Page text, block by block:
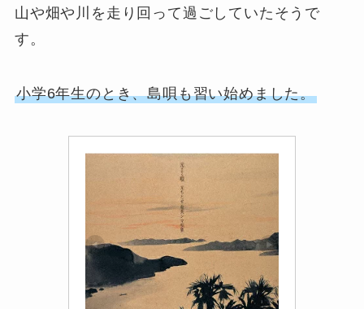
山や畑や川を走り回って過ごしていたそうで
す。
小学6年生のとき、島唄も習い始めました。